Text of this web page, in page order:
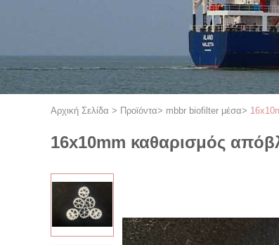
Αρχική Σελίδα > Προϊόντα> mbbr biofilter μέσα>
16x10mm καθαρισμός